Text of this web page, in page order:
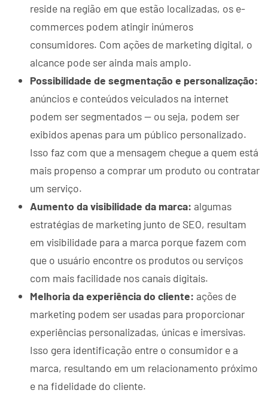
reside na região em que estão localizadas, os e-
commerces podem atingir inúmeros
consumidores. Com ações de marketing digital, o
alcance pode ser ainda mais amplo.
Possibilidade de segmentação e personalização:
anúncios e conteúdos veiculados na internet
podem ser segmentados — ou seja, podem ser
exibidos apenas para um público personalizado.
Isso faz com que a mensagem chegue a quem está
mais propenso a comprar um produto ou contratar
um serviço.
Aumento da visibilidade da marca: algumas
estratégias de marketing junto de SEO, resultam
em visibilidade para a marca porque fazem com
que o usuário encontre os produtos ou serviços
com mais facilidade nos canais digitais.
Melhoria da experiência do cliente: ações de
marketing podem ser usadas para proporcionar
experiências personalizadas, únicas e imersivas.
Isso gera identificação entre o consumidor e a
marca, resultando em um relacionamento próximo
e na fidelidade do cliente.